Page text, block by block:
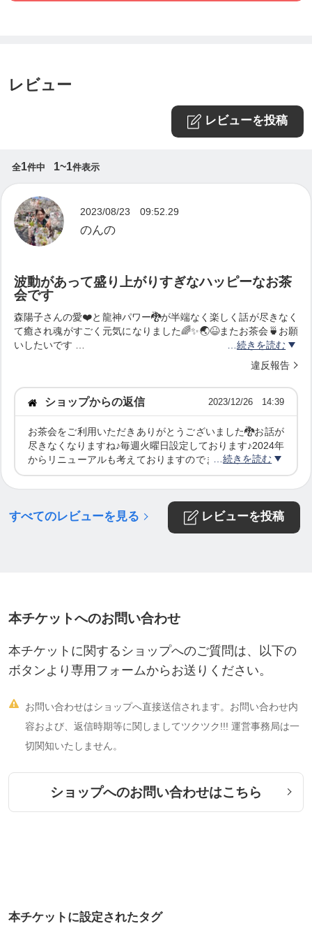
レビュー
レビューを投稿
全1件中 1~1件表示
2023/08/23 09:52.29
のんの
波動があって盛り上がりすぎなハッピーなお茶
会です
森陽子さんの愛❤️と龍神パワー🐉が半端なく楽しく話が尽きなく
て癒され魂がすごく元気になりました🌈✨🌏😆またお茶会🍵お願
いしたいです
続きを読む
違反報告
ショップからの返信 2023/12/26 14:39
お茶会をご利用いただきありがとうございました🐉お話が
尽きなくなりますね♪毎週火曜日設定しております♪2024年
からリニューアルも考えておりますのでまたのご利用をお
待ちしております(#^^#)私にとって『楽しい』『癒され
る』『元気になった！』っと言われることはとても喜ばし
いお言葉♪ありがたく頂戴いたしました🌈今後ともよろし
くお願いいたします。感謝を込めて。
続きを読む
レビューを投稿
すべてのレビューを見る
本チケットへのお問い合わせ
本チケットに関するショップへのご質問は、以下の
ボタンより専用フォームからお送りください。

お問い合わせはショップへ直接送信されます。お問い合わせ内
容および、返信時期等に関しましてツクツク!!! 運営事務局は一
切関知いたしません。
ショップへのお問い合わせはこちら
本チケットに設定されたタグ